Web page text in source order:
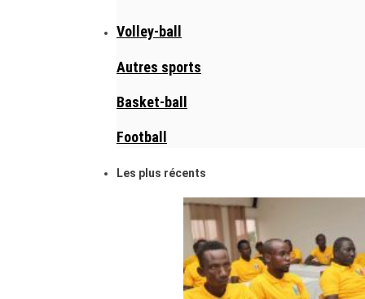
Volley-ball
Autres sports
Basket-ball
Football
Les plus récents